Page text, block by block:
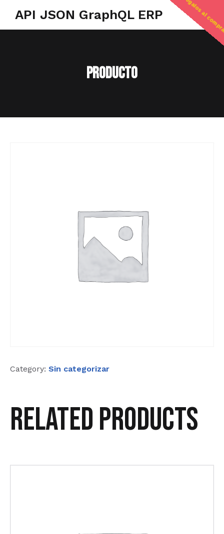
API JSON GraphQL ERP
Producto
Category: Sin categorizar
Related products
regalos al